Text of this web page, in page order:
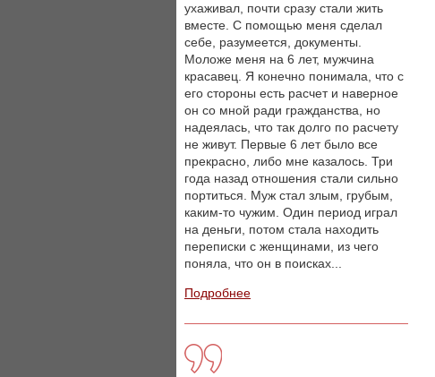
ухаживал, почти сразу стали жить
вместе. С помощью меня сделал
себе, разумеется, документы.
Моложе меня на 6 лет, мужчина
красавец. Я конечно понимала, что с
его стороны есть расчет и наверное
он со мной ради гражданства, но
надеялась, что так долго по расчету
не живут. Первые 6 лет было все
прекрасно, либо мне казалось. Три
года назад отношения стали сильно
портиться. Муж стал злым, грубым,
каким-то чужим. Один период играл
на деньги, потом стала находить
переписки с женщинами, из чего
поняла, что он в поисках...
Подробнее